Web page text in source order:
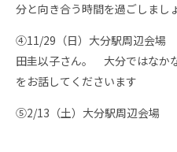
分と向き合う時間を過ごしましょ
④11/29（日）大分駅周辺会場
田圭以子さん。 大分ではなか
をお話してくださいます
⑤2/13（土）大分駅周辺会場